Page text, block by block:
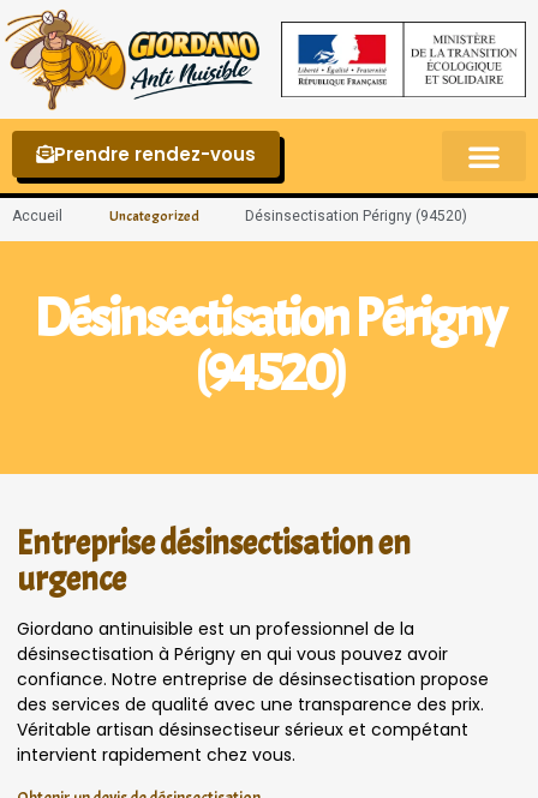
Prendre rendez-vous
Accueil Uncategorized Désinsectisation Périgny (94520)
Désinsectisation Périgny
(94520)
Entreprise désinsectisation en
urgence
Giordano antinuisible est un professionnel de la
désinsectisation à Périgny en qui vous pouvez avoir
confiance. Notre entreprise de désinsectisation propose
des services de qualité avec une transparence des prix.
Véritable artisan désinsectiseur sérieux et compétant
intervient rapidement chez vous.